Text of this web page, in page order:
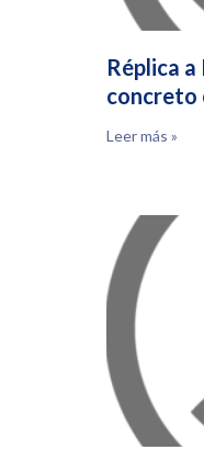
Réplica
concreto
Leer más »